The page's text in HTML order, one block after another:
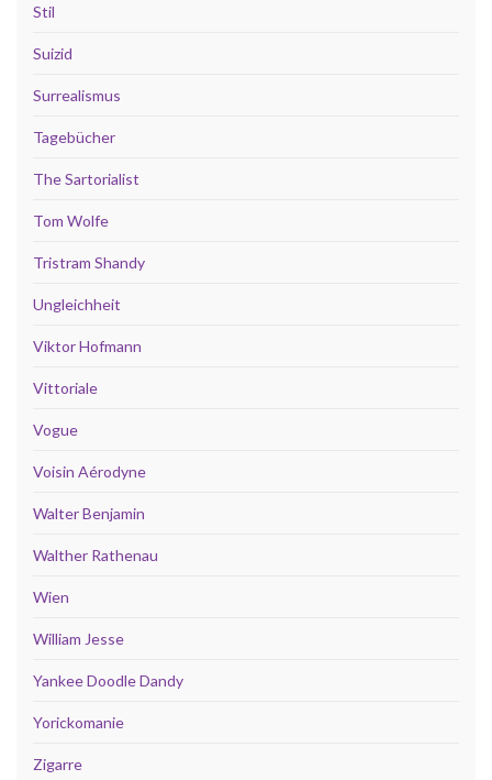
Stil
Suizid
Surrealismus
Tagebücher
The Sartorialist
Tom Wolfe
Tristram Shandy
Ungleichheit
Viktor Hofmann
Vittoriale
Vogue
Voisin Aérodyne
Walter Benjamin
Walther Rathenau
Wien
William Jesse
Yankee Doodle Dandy
Yorickomanie
Zigarre